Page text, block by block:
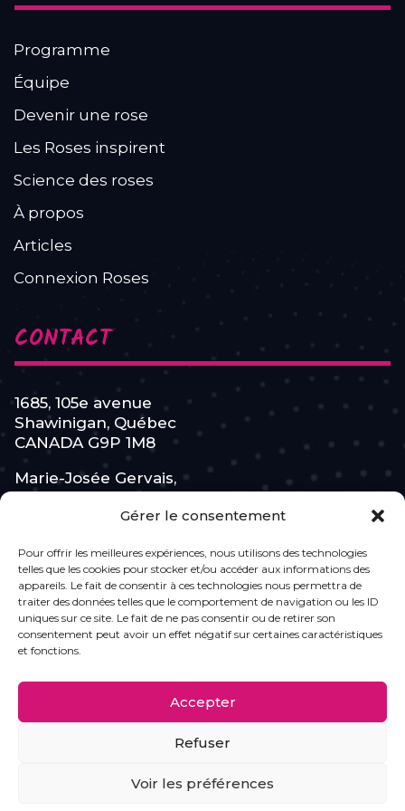
Gérer le consentement
Pour offrir les meilleures expériences, nous utilisons des technologies
telles que les cookies pour stocker et/ou accéder aux informations des
appareils. Le fait de consentir à ces technologies nous permettra de
traiter des données telles que le comportement de navigation ou les ID
uniques sur ce site. Le fait de ne pas consentir ou de retirer son
consentement peut avoir un effet négatif sur certaines caractéristiques
et fonctions.
Accepter
Refuser
Voir les préférences
Programme
Équipe
Devenir une rose
Les Roses inspirent
Science des roses
À propos
Articles
Connexion Roses
CONTACT
1685, 105e avenue
Shawinigan, Québec
CANADA G9P 1M8
Marie-Josée Gervais,
L’Équipe Féminine
819 531-7110
info@lesroses.ca
ABONNEZ-VOUS